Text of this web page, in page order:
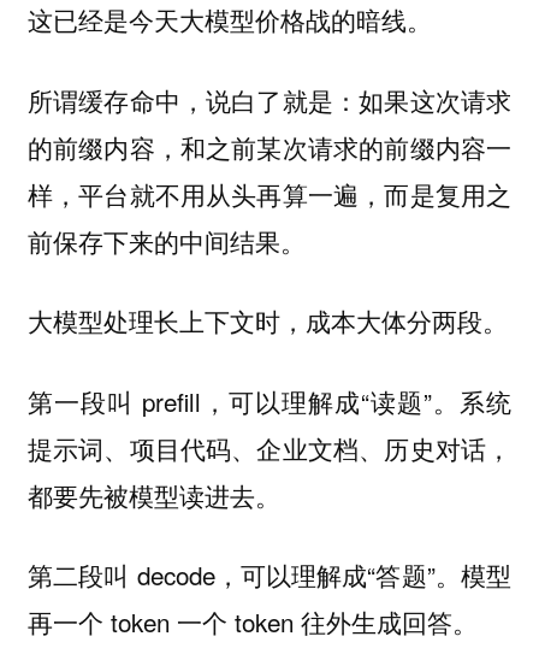
这已经是今天大模型价格战的暗线。
所谓缓存命中，说白了就是：如果这次请求
的前缀内容，和之前某次请求的前缀内容一
样，平台就不用从头再算一遍，而是复用之
前保存下来的中间结果。
大模型处理长上下文时，成本大体分两段。
第一段叫 prefill，可以理解成“读题”。系统
提示词、项目代码、企业文档、历史对话，
都要先被模型读进去。
第二段叫 decode，可以理解成“答题”。模型
再一个 token 一个 token 往外生成回答。